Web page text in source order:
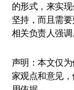
的形式，来实
坚持，而且需
相关负责人强调
声明：本文仅
家观点和意见